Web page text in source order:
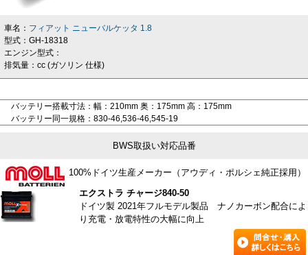
車名： フィアット ニューバルケッタ 1.8
型式：GH-18318
エンジン型式：
排気量：cc (ガソリン 仕様)
バッテリー搭載寸法：幅：210mm 奥：175mm 高：175mm
バッテリー同一規格：830-46,536-46,545-19
BWS取扱い対応品番
100%ドイツ生産メーカー（アウディ・ポルシェ純正採用）
エクストラ チャージ840-50
ドイツ製 2021年フルモデル製品 ナノカーボン配合によ
り充電・放電特性の大幅に向上